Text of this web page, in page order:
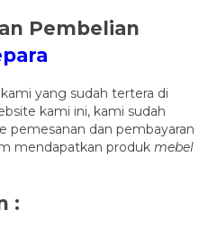
Pembelian
yang sudah tertera di
kami ini, kami sudah
pemesanan dan pembayaran
mendapatkan produk mebel
: